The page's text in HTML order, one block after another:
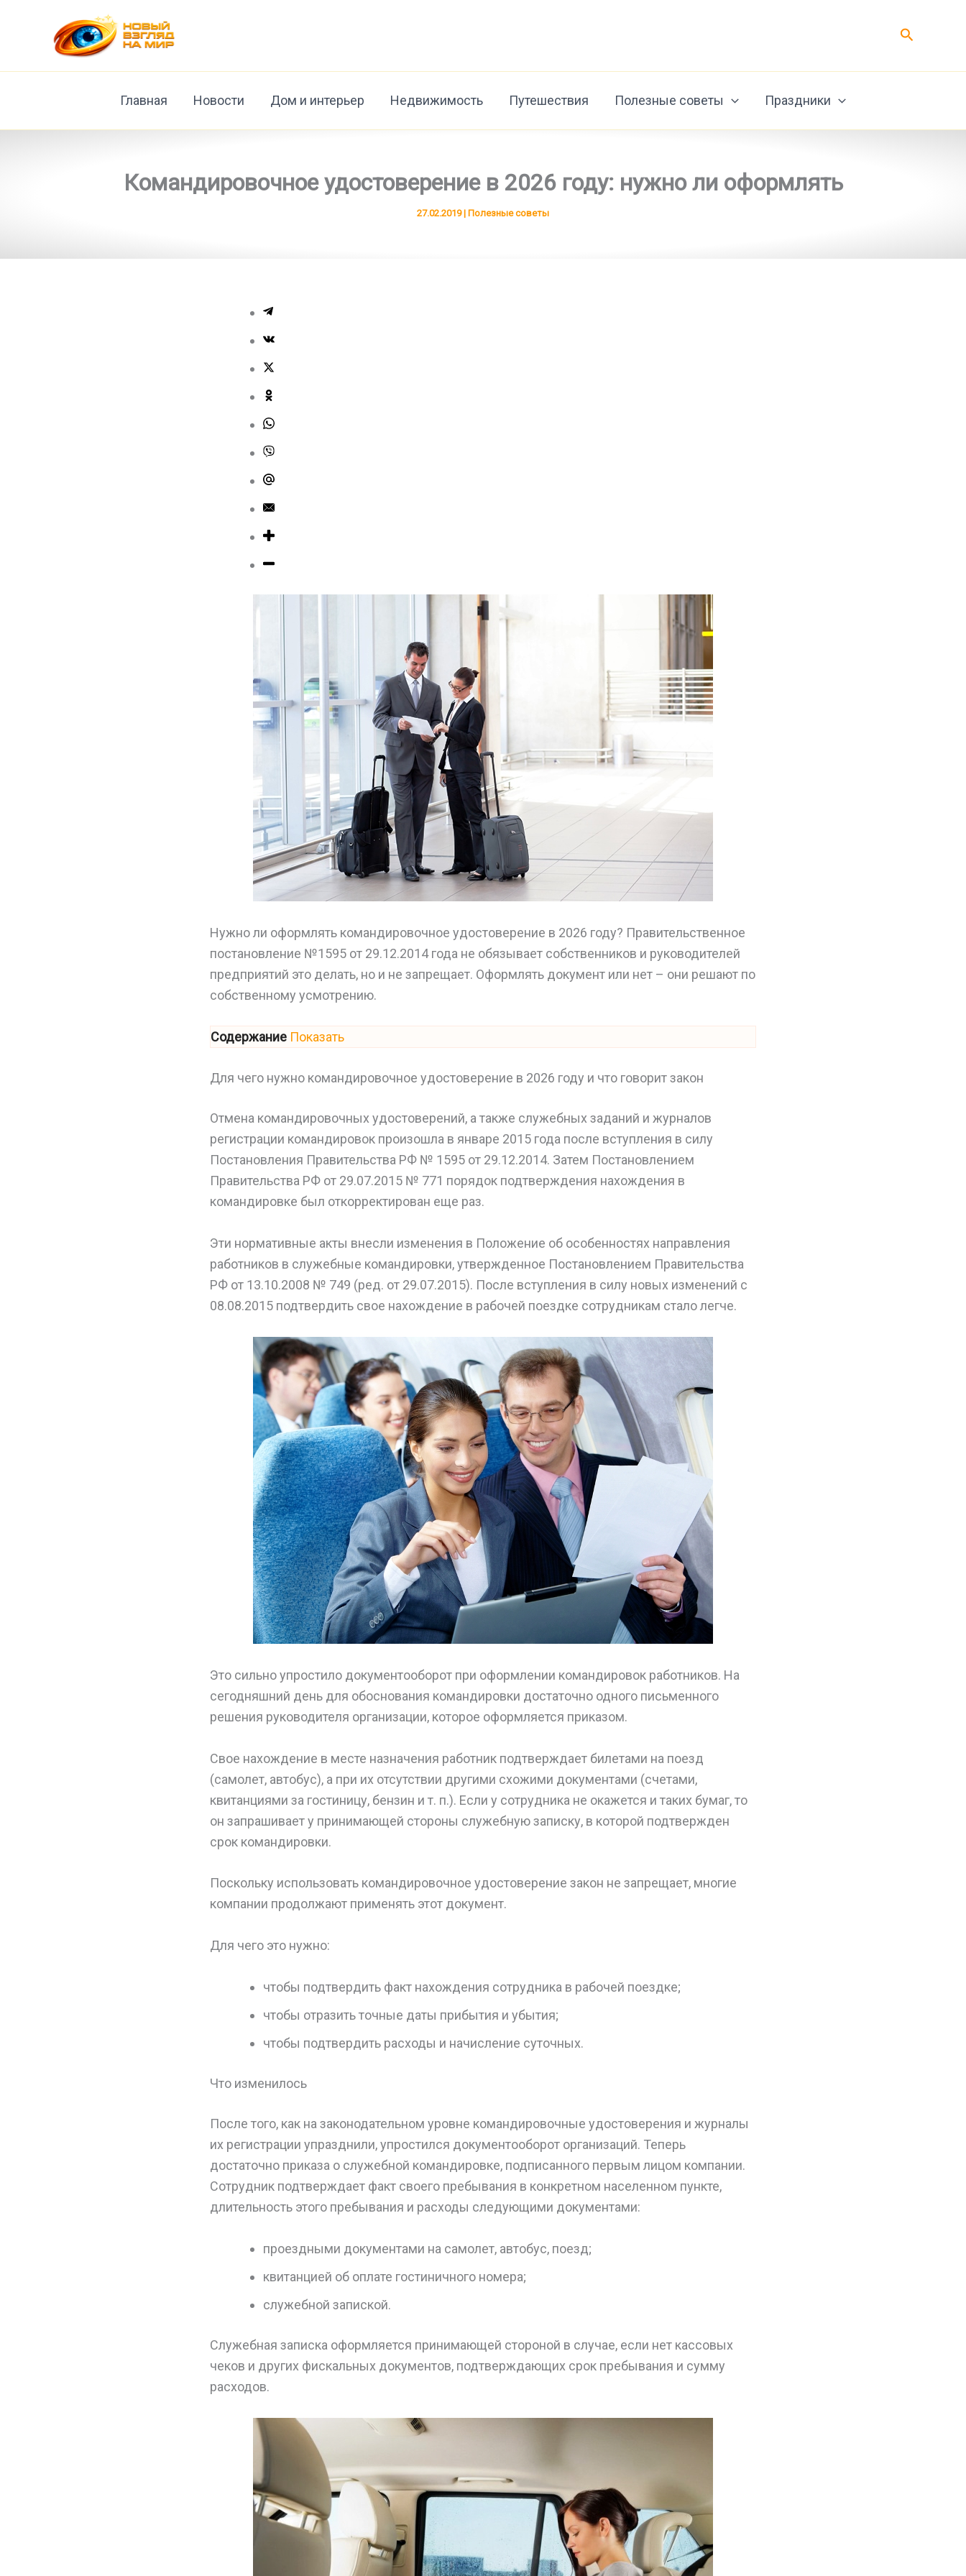
содержимому
Поиск
Главная Новости Дом и интерьер Недвижимость Путешествия Полезные советы Праздники
Командировочное удостоверение в 2026 году: нужно ли оформлять
27.02.2019| Полезные советы
Нужно ли оформлять командировочное удостоверение в 2026 году? Правительственное
постановление №1595 от 29.12.2014 года не обязывает собственников и руководителей
предприятий это делать, но и не запрещает. Оформлять документ или нет – они решают по
собственному усмотрению.
Содержание Показать
Для чего нужно командировочное удостоверение в 2026 году и что говорит закон
Отмена командировочных удостоверений, а также служебных заданий и журналов
регистрации командировок произошла в январе 2015 года после вступления в силу
Постановления Правительства РФ № 1595 от 29.12.2014. Затем Постановлением
Правительства РФ от 29.07.2015 № 771 порядок подтверждения нахождения в
командировке был откорректирован еще раз.
Эти нормативные акты внесли изменения в Положение об особенностях направления
работников в служебные командировки, утвержденное Постановлением Правительства
РФ от 13.10.2008 № 749 (ред. от 29.07.2015). После вступления в силу новых изменений с
08.08.2015 подтвердить свое нахождение в рабочей поездке сотрудникам стало легче.
Это сильно упростило документооборот при оформлении командировок работников. На
сегодняшний день для обоснования командировки достаточно одного письменного
решения руководителя организации, которое оформляется приказом.
Свое нахождение в месте назначения работник подтверждает билетами на поезд
(самолет, автобус), а при их отсутствии другими схожими документами (счетами,
квитанциями за гостиницу, бензин и т. п.). Если у сотрудника не окажется и таких бумаг, то
он запрашивает у принимающей стороны служебную записку, в которой подтвержден
срок командировки.
Поскольку использовать командировочное удостоверение закон не запрещает, многие
компании продолжают применять этот документ.
Для чего это нужно:
чтобы подтвердить факт нахождения сотрудника в рабочей поездке;
чтобы отразить точные даты прибытия и убытия;
чтобы подтвердить расходы и начисление суточных.
Что изменилось
После того, как на законодательном уровне командировочные удостоверения и журналы
их регистрации упразднили, упростился документооборот организаций. Теперь
достаточно приказа о служебной командировке, подписанного первым лицом компании.
Сотрудник подтверждает факт своего пребывания в конкретном населенном пункте,
длительность этого пребывания и расходы следующими документами:
проездными документами на самолет, автобус, поезд;
квитанцией об оплате гостиничного номера;
служебной запиской.
Служебная записка оформляется принимающей стороной в случае, если нет кассовых
чеков и других фискальных документов, подтверждающих срок пребывания и сумму
расходов.